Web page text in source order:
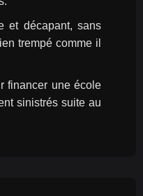
et décapant, sans
trempé comme il
financer une école
sinistrés suite au